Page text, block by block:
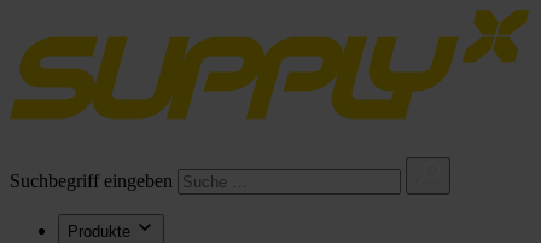
Suchbegriff eingeben
Produkte